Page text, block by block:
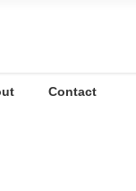
Contact